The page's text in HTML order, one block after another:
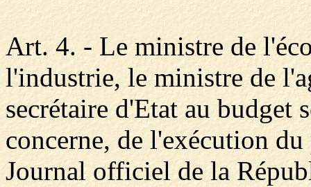
Art. 4. - Le ministre de
l'industrie, le ministre de
secrétaire d'Etat au budget
concerne, de l'exécution
Journal officiel de la